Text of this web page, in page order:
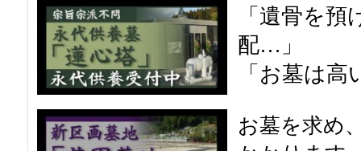
「遺骨を
配…」
「お墓は
お墓を求め